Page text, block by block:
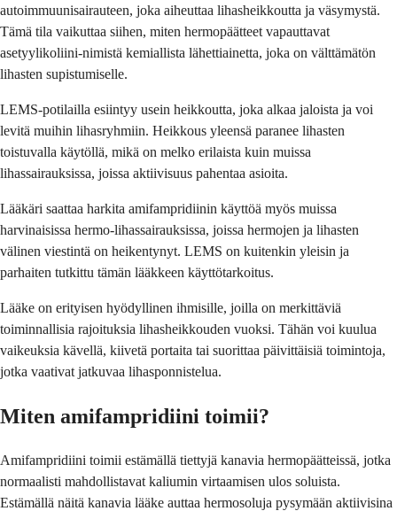
autoimmuunisairauteen, joka aiheuttaa lihasheikkoutta ja väsymystä.
Tämä tila vaikuttaa siihen, miten hermopäätteet vapauttavat
asetyylikoliini-nimistä kemiallista lähettiainetta, joka on välttämätön
lihasten supistumiselle.
LEMS-potilailla esiintyy usein heikkoutta, joka alkaa jaloista ja voi
levitä muihin lihasryhmiin. Heikkous yleensä paranee lihasten
toistuvalla käytöllä, mikä on melko erilaista kuin muissa
lihassairauksissa, joissa aktiivisuus pahentaa asioita.
Lääkäri saattaa harkita amifampridiinin käyttöä myös muissa
harvinaisissa hermo-lihassairauksissa, joissa hermojen ja lihasten
välinen viestintä on heikentynyt. LEMS on kuitenkin yleisin ja
parhaiten tutkittu tämän lääkkeen käyttötarkoitus.
Lääke on erityisen hyödyllinen ihmisille, joilla on merkittäviä
toiminnallisia rajoituksia lihasheikkouden vuoksi. Tähän voi kuulua
vaikeuksia kävellä, kiivetä portaita tai suorittaa päivittäisiä toimintoja,
jotka vaativat jatkuvaa lihasponnistelua.
Miten amifampridiini toimii?
Amifampridiini toimii estämällä tiettyjä kanavia hermopäätteissä, jotka
normaalisti mahdollistavat kaliumin virtaamisen ulos soluista.
Estämällä näitä kanavia lääke auttaa hermosoluja pysymään aktiivisina